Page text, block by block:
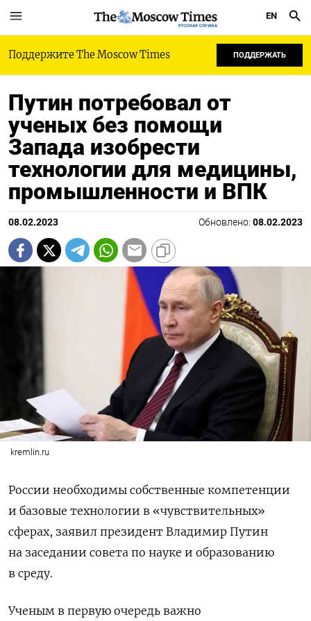
РУССКАЯ СЛУЖБА
EN
Поддержите The Moscow Times ПОДДЕРЖАТЬ
Путин потребовал от
ученых без помощи
Запада изобрести
технологии для медицины,
промышленности и ВПК
08.02.2023 Обновлено: 08.02.2023
kremlin.ru
России необходимы собственные компетенции
и базовые технологии в «чувствительных»
сферах, заявил президент Владимир Путин
на заседании совета по науке и образованию
в среду.
Ученым в первую очередь важно